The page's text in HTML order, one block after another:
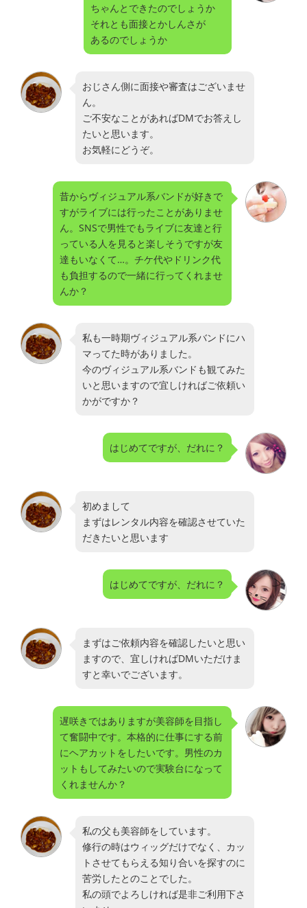
ちゃんとできたのでしょうか
それとも面接とかしんさが
あるのでしょうか
おじさん側に面接や審査はございませ
ん。
ご不安なことがあればDMでお答えし
たいと思います。
お気軽にどうぞ。
昔からヴィジュアル系バンドが好きで
すがライブには行ったことがありませ
ん。SNSで男性でもライブに友達と行
っている人を見ると楽しそうですが友
達もいなくて…。チケ代やドリンク代
も負担するので一緒に行ってくれませ
んか？
私も一時期ヴィジュアル系バンドにハ
マってた時がありました。
今のヴィジュアル系バンドも観てみた
いと思いますので宜しければご依頼い
かがですか？
はじめてですが、だれに？
初めまして
まずはレンタル内容を確認させていた
だきたいと思います
はじめてですが、だれに？
まずはご依頼内容を確認したいと思い
ますので、宜しければDMいただけま
すと幸いでございます。
遅咲きではありますが美容師を目指し
て奮闘中です。本格的に仕事にする前
にヘアカットをしたいです。男性のカ
ットもしてみたいので実験台になって
くれませんか？
私の父も美容師をしています。
修行の時はウィッグだけでなく、カッ
トさせてもらえる知り合いを探すのに
苦労したとのことでした。
私の頭でよろしければ是非ご利用下さ